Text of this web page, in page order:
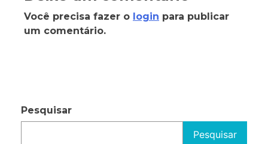
Você precisa fazer o login para publicar
um comentário.
Pesquisar
Pesquisar